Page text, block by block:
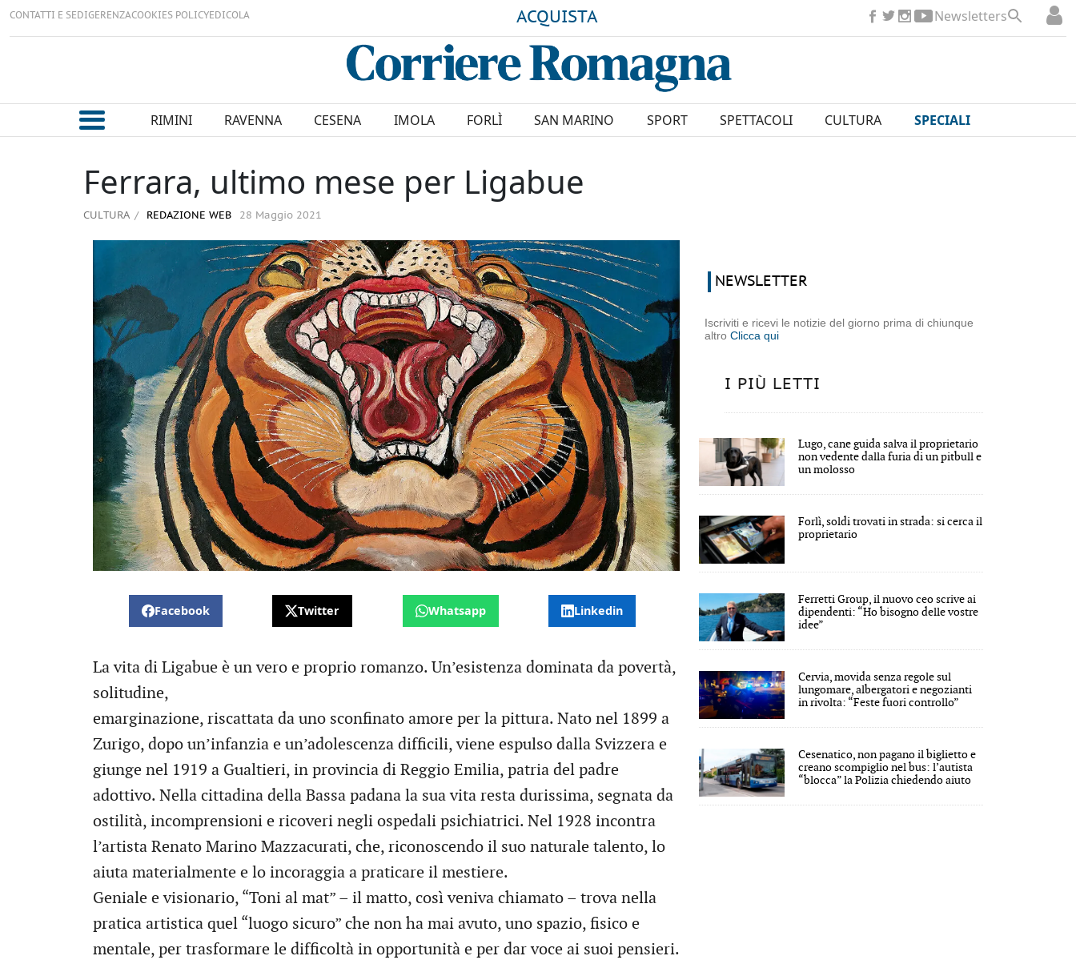
CONTATTI E SEDIGERENZACOOKIES POLICYEDICOLA ACQUISTA Newsletters
RIMINI RAVENNA CESENA IMOLA FORLÌ SAN MARINO SPORT SPETTACOLI CULTURA SPECIALI
Ferrara, ultimo mese per Ligabue
CULTURA REDAZIONE WEB 28 Maggio 2021
Facebook Twitter Whatsapp Linkedin
La vita di Ligabue è un vero e proprio romanzo. Un’esistenza dominata da povertà,
solitudine,
emarginazione, riscattata da uno sconfinato amore per la pittura. Nato nel 1899 a
Zurigo, dopo un’infanzia e un’adolescenza difficili, viene espulso dalla Svizzera e
giunge nel 1919 a Gualtieri, in provincia di Reggio Emilia, patria del padre
adottivo. Nella cittadina della Bassa padana la sua vita resta durissima, segnata da
ostilità, incomprensioni e ricoveri negli ospedali psichiatrici. Nel 1928 incontra
l’artista Renato Marino Mazzacurati, che, riconoscendo il suo naturale talento, lo
aiuta materialmente e lo incoraggia a praticare il mestiere.
Geniale e visionario, “Toni al mat” – il matto, così veniva chiamato – trova nella
pratica artistica quel “luogo sicuro” che non ha mai avuto, uno spazio, fisico e
mentale, per trasformare le difficoltà in opportunità e per dar voce ai suoi pensieri.
NEWSLETTER
Iscriviti e ricevi le notizie del giorno prima di chiunque
altroClicca qui
I PIÙ LETTI
Lugo, cane guida salva il proprietario
non vedente dalla furia di un pitbull e
un molosso
Forlì, soldi trovati in strada: si cerca il
proprietario
Ferretti Group, il nuovo ceo scrive ai
dipendenti: “Ho bisogno delle vostre
idee”
Cervia, movida senza regole sul
lungomare, albergatori e negozianti
in rivolta: “Feste fuori controllo”
Cesenatico, non pagano il biglietto e
creano scompiglio nel bus: l’autista
“blocca” la Polizia chiedendo aiuto